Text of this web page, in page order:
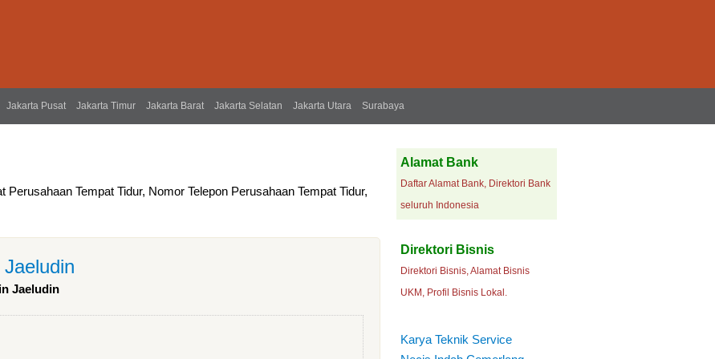
Jakarta Pusat Jakarta Timur Jakarta Barat Jakarta Selatan Jakarta Utara Surabaya
Perusahaan Tempat Tidur, Nomor Telepon Perusahaan Tempat Tidur,
Jaeludin
Alamat Bank
Daftar Alamat Bank, Direktori Bank
seluruh Indonesia
Direktori Bisnis
Direktori Bisnis, Alamat Bisnis
UKM, Profil Bisnis Lokal.
Karya Teknik Service